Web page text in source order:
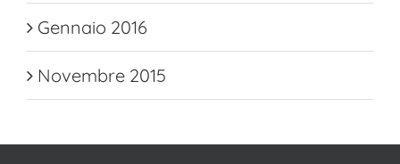
Gennaio 2016
Novembre 2015